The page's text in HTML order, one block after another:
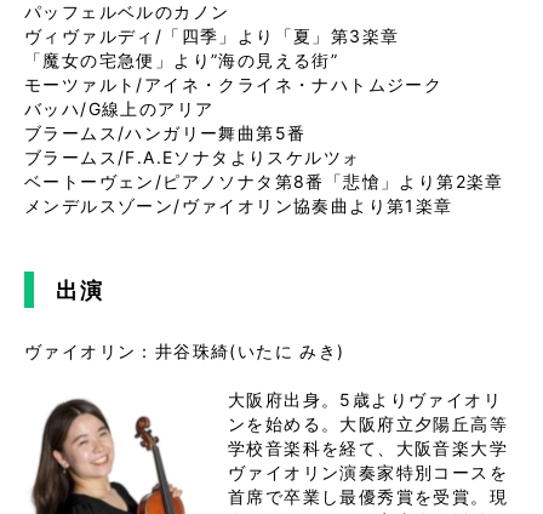
パッフェルベルのカノン
ヴィヴァルディ/「四季」より「夏」第3楽章
「魔女の宅急便」より”海の見える街”
モーツァルト/アイネ・クライネ・ナハトムジーク
バッハ/G線上のアリア
ブラームス/ハンガリー舞曲第5番
ブラームス/F.A.Eソナタよりスケルツォ
ベートーヴェン/ピアノソナタ第8番「悲愴」より第2楽章
メンデルスゾーン/ヴァイオリン協奏曲より第1楽章
出演
ヴァイオリン：井谷珠綺(いたに みき)
大阪府出身。5歳よりヴァイオリ
ンを始める。大阪府立夕陽丘高等
学校音楽科を経て、大阪音楽大学
ヴァイオリン演奏家特別コースを
首席で卒業し最優秀賞を受賞。現